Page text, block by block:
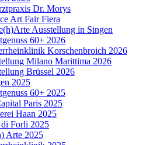
Dr. Morys
Art Fair Fiera
Ausstellung in Singen
60+ 2026
Korschenbroich 2026
Milano Marittima 2026
Brüssel 2026
2025
60+ 2025
Paris 2025
Haan 2025
di Forli 2025
Arte 2025